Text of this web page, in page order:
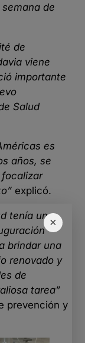
×
de
de
viene
importante
Salud
es
años, se
explicó.
tenía un
brindar una
renovado y
de
tarea”
prevención y